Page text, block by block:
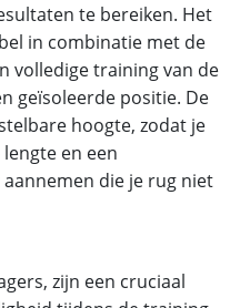
te bereiken. Het
in combinatie met de
volledige training van de
geïsoleerde positie. De
hoogte, zodat je
en een
die je rug niet
zijn een cruciaal